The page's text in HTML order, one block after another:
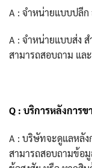
A : จำหน่ายแบบปลีก
A : จำหน่ายแบบส่ง
สามารถสอบถาม แล
Q : บริการหลังการข
A : บริษัทจะดูแลหลัง
สามารถสอบถามข้อมู